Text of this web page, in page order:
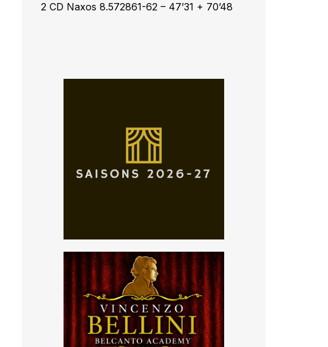
2 CD Naxos 8.572861-62 – 47’31 + 70’48